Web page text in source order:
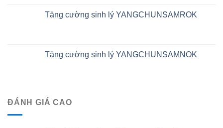
Tăng cường sinh lý YANGCHUNSAMROK
Tăng cường sinh lý YANGCHUNSAMNOK
ĐÁNH GIÁ CAO